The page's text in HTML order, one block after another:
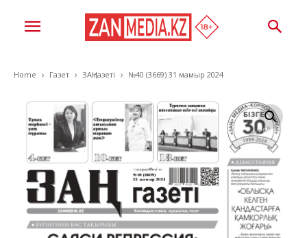
Home Газет ЗАҢ газеті №40 (3669) 31 мамыр 2024